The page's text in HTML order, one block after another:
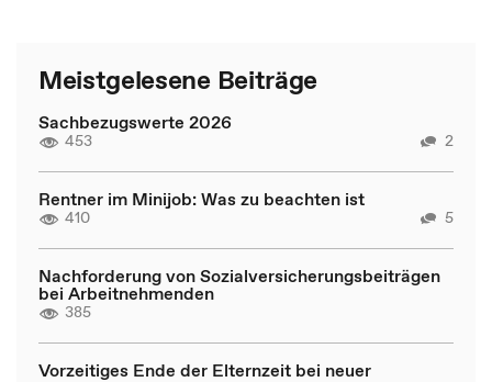
Meistgelesene Beiträge
Sachbezugswerte 2026
453 2
Rentner im Minijob: Was zu beachten ist
410 5
Nachforderung von Sozialversicherungsbeiträgen
bei Arbeitnehmenden
385
Vorzeitiges Ende der Elternzeit bei neuer